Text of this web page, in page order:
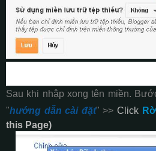
Sau khi nhập xong tên miền.
"hướng dẫn cài đặt" >> Click
this Page)